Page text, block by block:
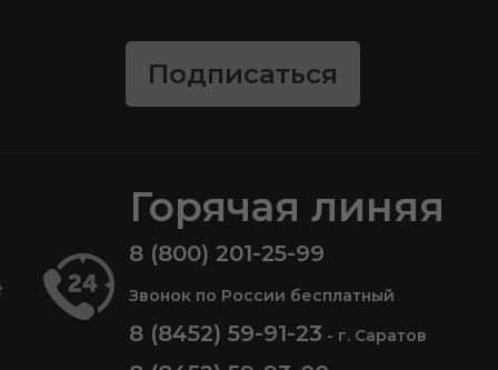
Подписаться
Горячая линяя
8 (800) 201-25-99
Звонок по России бесплатный
8 (8452) 59-91-23 - г. Саратов